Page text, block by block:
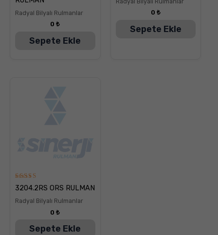
oy aldı
Radyal Bilyalı Rulmanlar
0₺
Sepete Ekle
oy aldı
0 ₺
Sepete Ekle
5
üzerinden
oy aldı
3204.2RS ORS RULMAN
Radyal Bilyalı Rulmanlar
0₺
Sepete Ekle